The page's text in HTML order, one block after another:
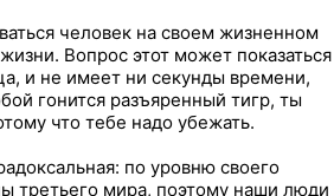
человек на своем жизненном
Вопрос этот может показаться
и не имеет ни секунды времени,
гонится разъяренный тигр, ты
что тебе надо убежать.
по уровню своего
третьего мира, поэтому наши люди